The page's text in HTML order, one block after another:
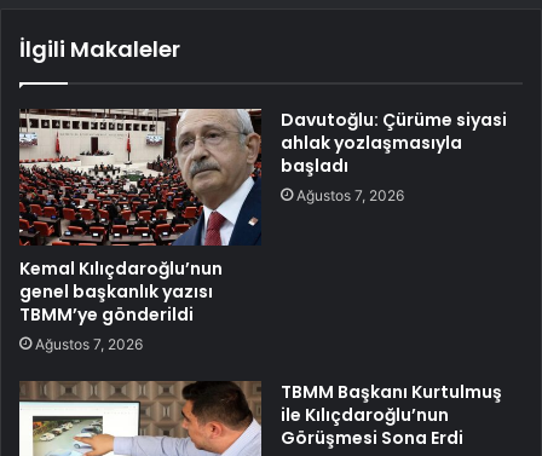
İlgili Makaleler
Kemal Kılıçdaroğlu’nun
genel başkanlık yazısı
TBMM’ye gönderildi
Ağustos 7, 2026
Davutoğlu: Çürüme siyasi
ahlak yozlaşmasıyla
başladı
Ağustos 7, 2026
TBMM Başkanı Kurtulmuş
ile Kılıçdaroğlu’nun
Görüşmesi Sona Erdi